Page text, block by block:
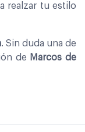
realzar tu estilo
. Sin duda una de
de Marcos de